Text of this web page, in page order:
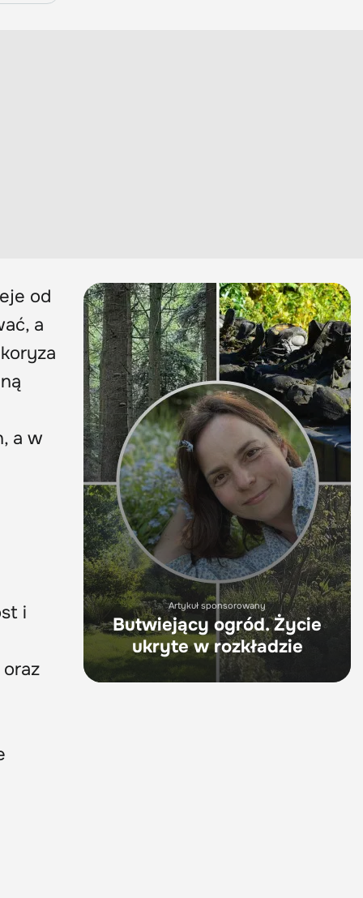
od
a
a w
i
Artykuł sponsorowany
Butwiejący ogród. Życie
ukryte w rozkładzie